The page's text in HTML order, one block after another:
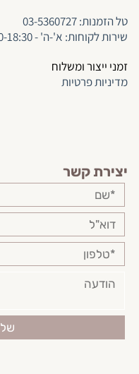
טל הזמנות:03-5360727
שירות לקוחות: א'-ה' - 9:00-18:30
זמני ייצור ומשלוח
מדיניות פרטיות
יצירת קשר